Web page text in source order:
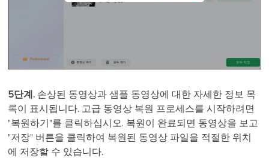
5단계. 손상된 동영상과 샘플 동영상에 대한 자세한 정보 목
록이 표시됩니다. 고급 동영상 복원 프로세스를 시작하려면
"복원하기"를 클릭하십시오. 복원이 완료되면 동영상을 보고
"저장" 버튼을 클릭하여 복원된 동영상 파일을 적절한 위치
에 저장할 수 있습니다.